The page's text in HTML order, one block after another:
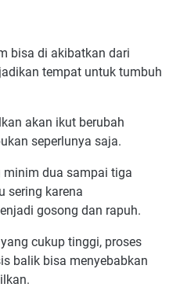
bisa di akibatkan dari
tempat untuk tumbuh
akan ikut berubah
seperlunya saja.
minim dua sampai tiga
sering karena
gosong dan rapuh.
cukup tinggi, proses
balik bisa menyebabkan